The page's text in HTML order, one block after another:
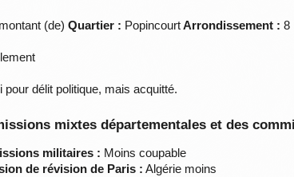
(de)Quartier : PopincourtArrondissement : 8
pour délit politique, mais acquitté.
mixtes départementales et des
militaires : Moins coupable
de révision de Paris : Algérie moins